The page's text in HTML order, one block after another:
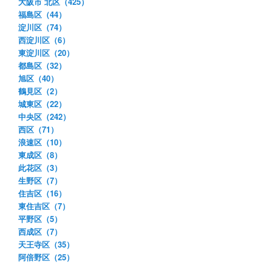
福島区（44）
淀川区（74）
西淀川区（6）
東淀川区（20）
都島区（32）
旭区（40）
鶴見区（2）
城東区（22）
中央区（242）
西区（71）
浪速区（10）
東成区（8）
此花区（3）
生野区（7）
住吉区（16）
東住吉区（7）
平野区（5）
西成区（7）
天王寺区（35）
阿倍野区（25）